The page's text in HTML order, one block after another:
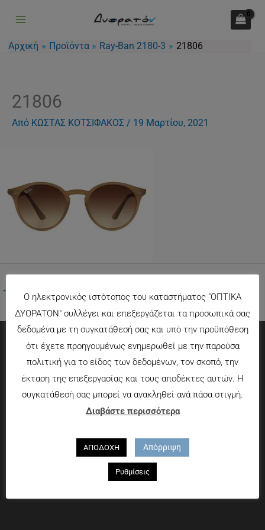
περιεχόμενο
Αρχική Προϊόντα Ray-Ban 2180-3 21806
21806
Από ΚΩΣΤΑΣ ΚΟΤΣΙΦΑΚΟΣ / 19 Μαρτίου, 2021
←
Πληροφορίες
Τρόποι πληρωμής
Τρόποι αποστολής
Πολιτική επιστροφών
Που θα μας βρείτε
Χαροκόπου 13-15, Αθήνα 176 72
Ο ηλεκτρονικός ιστότοπος του καταστήματος "ΟΠΤΙΚΑ
ΔΥΟΡΑΤΟΝ" συλλέγει και επεξεργάζεται τα προσωπικά σας
δεδομένα με τη συγκατάθεσή σας και υπό την προϋπόθεση
ότι έχετε προηγουμένως ενημερωθεί με την παρούσα
πολιτική για το είδος των δεδομένων, τον σκοπό, την
έκταση της επεξεργασίας και τους αποδέκτες αυτών. Η
συγκατάθεσή σας μπορεί να ανακληθεί ανά πάσα στιγμή.
Διαβάστε περισσότερα
ΑΠΟΔΟΧΗ Απόρριψη
Ρυθμίσεις